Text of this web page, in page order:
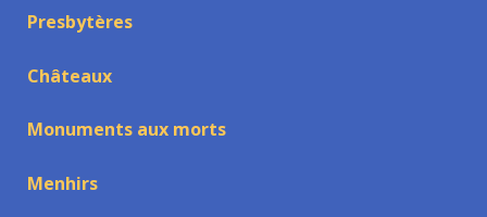
Presbytères
Châteaux
Monuments aux morts
Menhirs